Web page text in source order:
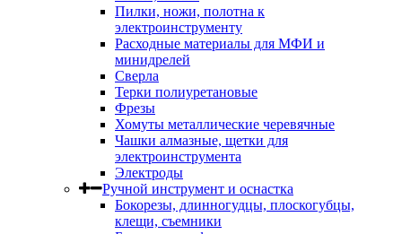
Пилки, ножи, полотна к
электроинструменту
Расходные материалы для МФИ и
минидрелей
Сверла
Терки полиуретановые
Фрезы
Хомуты металлические черевячные
Чашки алмазные, щетки для
электроинструмента
Электроды
Ручной инструмент и оснастка
Бокорезы, длинногудцы, плоскогубцы,
клещи, съемники